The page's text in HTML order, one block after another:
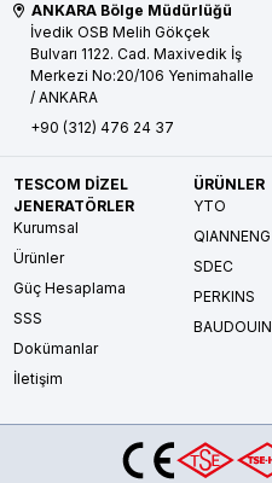
ANKARA Bölge Müdürlüğü
İvedik OSB Melih Gökçek
Bulvarı 1122. Cad. Maxivedik İş
Merkezi No:20/106 Yenimahalle
/ ANKARA
+90 (312) 476 24 37
TESCOM DİZEL
JENERATÖRLER
Kurumsal
Ürünler
Güç Hesaplama
SSS
Dokümanlar
İletişim
ÜRÜNLER
YTO
QIANNENG
SDEC
PERKINS
BAUDOUIN